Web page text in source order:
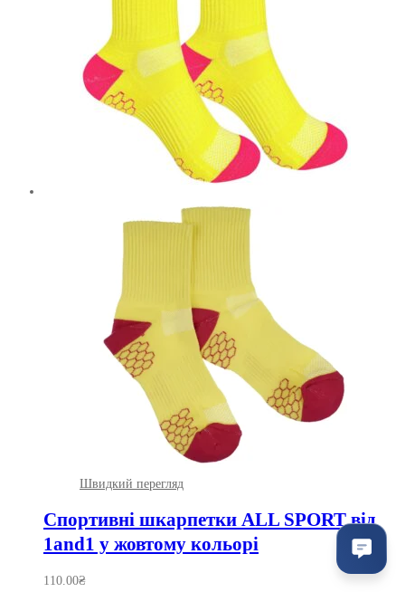
Швидкий перегляд
Спортивні шкарпетки ALL SPORT від
1and1 у жовтому кольорі
110.00₴